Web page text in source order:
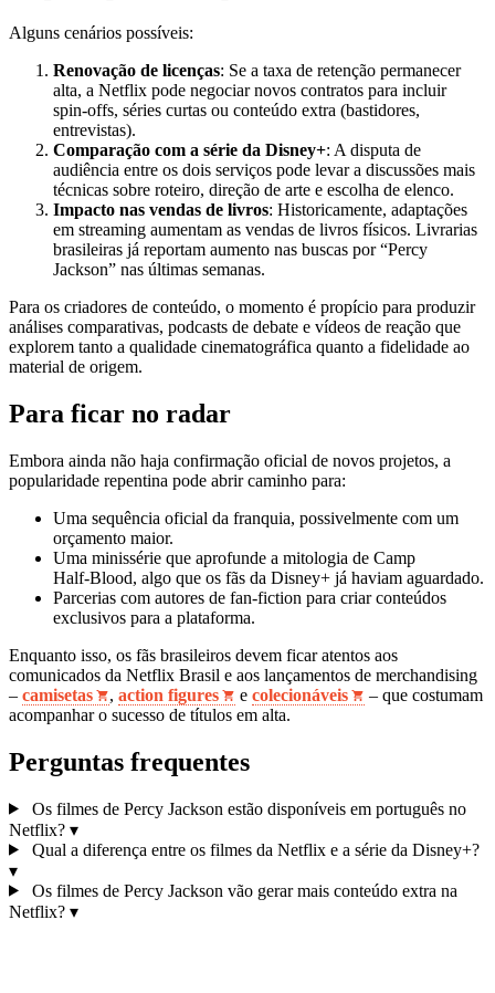
Alguns cenários possíveis:
Renovação de licenças: Se a taxa de retenção permanecer
alta, a Netflix pode negociar novos contratos para incluir
spin‑offs, séries curtas ou conteúdo extra (bastidores,
entrevistas).
Comparação com a série da Disney+: A disputa de
audiência entre os dois serviços pode levar a discussões mais
técnicas sobre roteiro, direção de arte e escolha de elenco.
Impacto nas vendas de livros: Historicamente, adaptações
em streaming aumentam as vendas de livros físicos. Livrarias
brasileiras já reportam aumento nas buscas por “Percy
Jackson” nas últimas semanas.
Para os criadores de conteúdo, o momento é propício para produzir
análises comparativas, podcasts de debate e vídeos de reação que
explorem tanto a qualidade cinematográfica quanto a fidelidade ao
material de origem.
Para ficar no radar
Embora ainda não haja confirmação oficial de novos projetos, a
popularidade repentina pode abrir caminho para:
Uma sequência oficial da franquia, possivelmente com um
orçamento maior.
Uma minissérie que aprofunde a mitologia de Camp
Half‑Blood, algo que os fãs da Disney+ já haviam aguardado.
Parcerias com autores de fan‑fiction para criar conteúdos
exclusivos para a plataforma.
Enquanto isso, os fãs brasileiros devem ficar atentos aos
comunicados da Netflix Brasil e aos lançamentos de merchandising
– camisetas , action figures e colecionáveis
– que costumam
acompanhar o sucesso de títulos em alta.
Perguntas frequentes
Os filmes de Percy Jackson estão disponíveis em português no
Netflix? ▾
Qual a diferença entre os filmes da Netflix e a série da Disney+?
▾
Os filmes de Percy Jackson vão gerar mais conteúdo extra na
Netflix? ▾